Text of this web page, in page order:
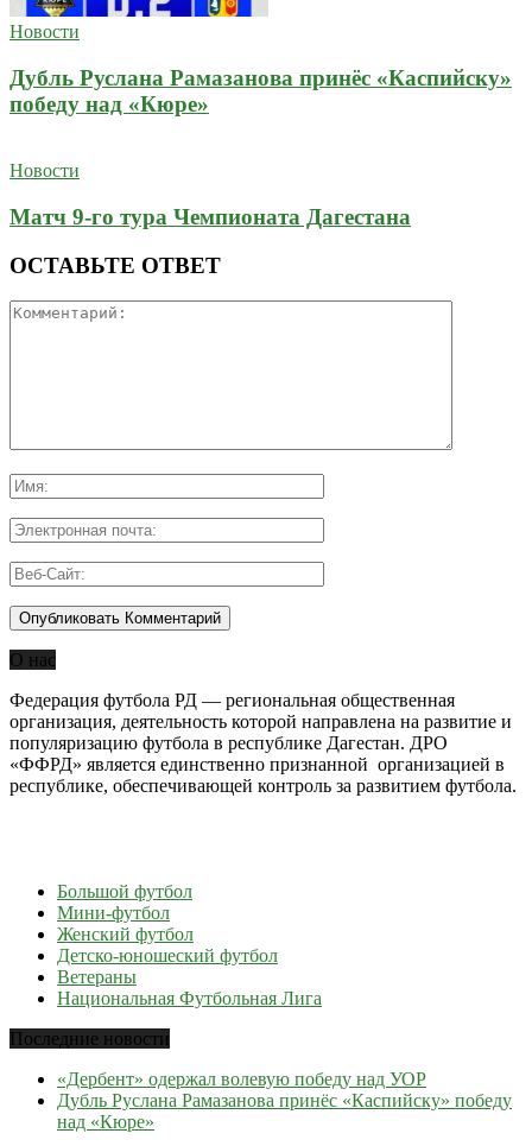
Новости
Дубль Руслана Рамазанова принёс «Каспийску»
победу над «Кюре»
Новости
Матч 9-го тура Чемпионата Дагестана
ОСТАВЬТЕ ОТВЕТ
О нас
Федерация футбола РД — региональная общественная
организация, деятельность которой направлена на развитие и
популяризацию футбола в республике Дагестан. ДРО
«ФФРД» является единственно признанной организацией в
республике, обеспечивающей контроль за развитием футбола.
Большой футбол
Мини-футбол
Женский футбол
Детско-юношеский футбол
Ветераны
Национальная Футбольная Лига
Последние новости
«Дербент» одержал волевую победу над УОР
Дубль Руслана Рамазанова принёс «Каспийску» победу
над «Кюре»